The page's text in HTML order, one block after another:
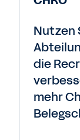
Nutzen
die
mehr